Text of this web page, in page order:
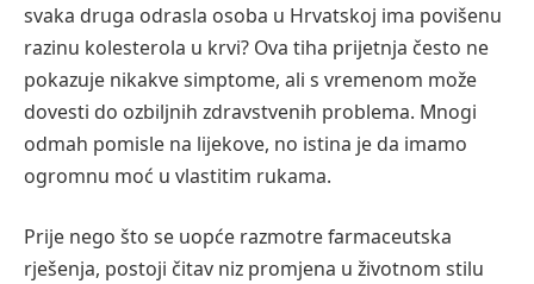
svaka druga odrasla osoba u Hrvatskoj ima povišenu
razinu kolesterola u krvi? Ova tiha prijetnja često ne
pokazuje nikakve simptome, ali s vremenom može
dovesti do ozbiljnih zdravstvenih problema. Mnogi
odmah pomisle na lijekove, no istina je da imamo
ogromnu moć u vlastitim rukama.
Prije nego što se uopće razmotre farmaceutska
rješenja, postoji čitav niz promjena u životnom stilu